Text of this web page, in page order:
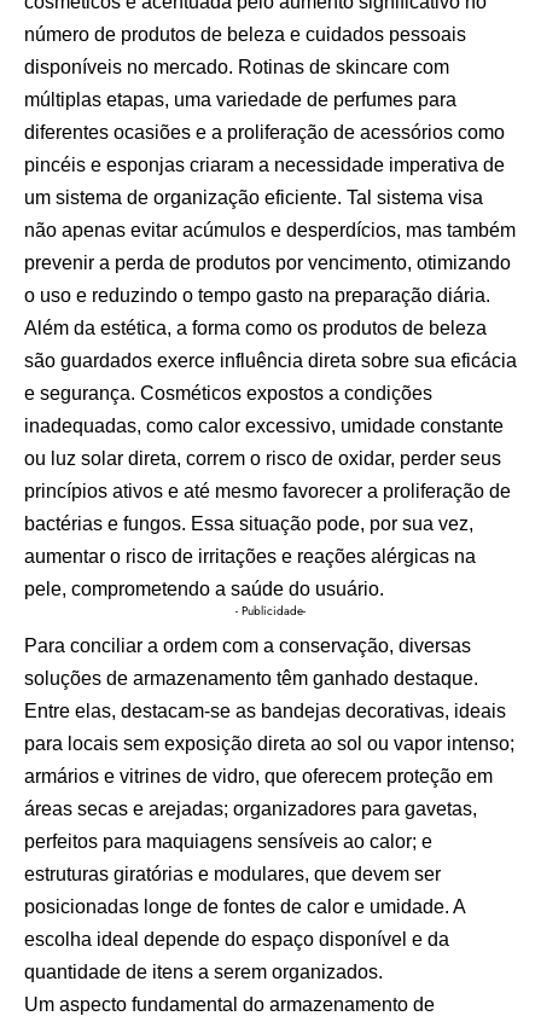
número de produtos de beleza e cuidados pessoais
disponíveis no mercado. Rotinas de skincare com
múltiplas etapas, uma variedade de perfumes para
diferentes ocasiões e a proliferação de acessórios como
pincéis e esponjas criaram a necessidade imperativa de
um sistema de organização eficiente. Tal sistema visa
não apenas evitar acúmulos e desperdícios, mas também
prevenir a perda de produtos por vencimento, otimizando
o uso e reduzindo o tempo gasto na preparação diária.
Além da estética, a forma como os produtos de beleza
são guardados exerce influência direta sobre sua eficácia
e segurança. Cosméticos expostos a condições
inadequadas, como calor excessivo, umidade constante
ou luz solar direta, correm o risco de oxidar, perder seus
princípios ativos e até mesmo favorecer a proliferação de
bactérias e fungos. Essa situação pode, por sua vez,
aumentar o risco de irritações e reações alérgicas na
pele, comprometendo a saúde do usuário.
- Publicidade-
Para conciliar a ordem com a conservação, diversas
soluções de armazenamento têm ganhado destaque.
Entre elas, destacam-se as bandejas decorativas, ideais
para locais sem exposição direta ao sol ou vapor intenso;
armários e vitrines de vidro, que oferecem proteção em
áreas secas e arejadas; organizadores para gavetas,
perfeitos para maquiagens sensíveis ao calor; e
estruturas giratórias e modulares, que devem ser
posicionadas longe de fontes de calor e umidade. A
escolha ideal depende do espaço disponível e da
quantidade de itens a serem organizados.
Um aspecto fundamental do armazenamento de